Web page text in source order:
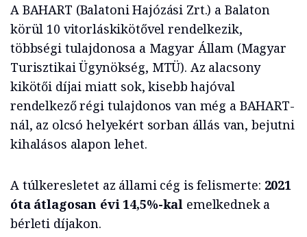
A BAHART (Balatoni Hajózási Zrt.) a Balaton
körül 10 vitorláskikötővel rendelkezik,
többségi tulajdonosa a Magyar Állam (Magyar
Turisztikai Ügynökség, MTÜ). Az alacsony
kikötői díjai miatt sok, kisebb hajóval
rendelkező régi tulajdonos van még a BAHART-
nál, az olcsó helyekért sorban állás van, bejutni
kihalásos alapon lehet.
A túlkeresletet az állami cég is felismerte: 2021
óta átlagosan évi 14,5%-kal emelkednek a
bérleti díjakon.